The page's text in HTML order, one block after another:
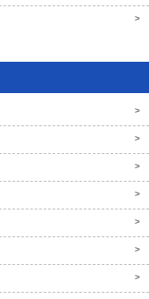
>
>
>
>
>
>
>
>